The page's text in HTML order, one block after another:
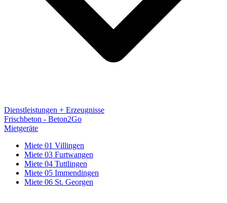
Dienstleistungen + Erzeugnisse
Frischbeton - Beton2Go
Mietgeräte
Miete 01 Villingen
Miete 03 Furtwangen
Miete 04 Tuttlingen
Miete 05 Immendingen
Miete 06 St. Georgen